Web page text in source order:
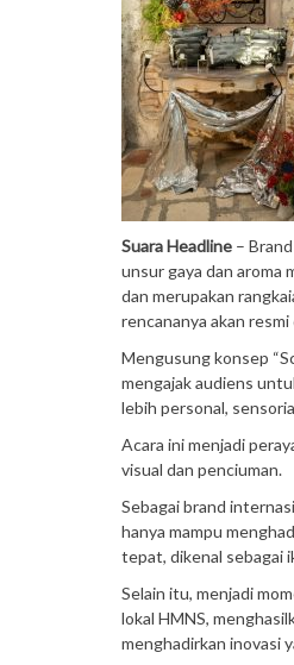
Suara Headline –
unsur gaya dan aroma
dan merupakan
rencananya akan
Mengusung konsep
mengajak audiens
lebih personal,
Acara ini menjadi
visual dan penciuman.
Sebagai brand
hanya mampu
tepat, dikenal sebagai
Selain itu, menjadi
lokal HMNS,
menghadirkan inovasi